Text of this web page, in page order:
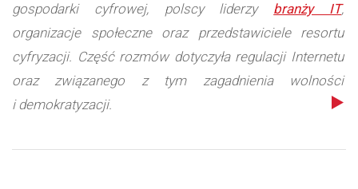
gospodarki cyfrowej, polscy liderzy branży IT,
organizacje społeczne oraz przedstawiciele resortu
cyfryzacji. Część rozmów dotyczyła regulacji Internetu
oraz związanego z tym zagadnienia wolności
i demokratyzacji.